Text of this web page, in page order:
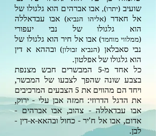
שועיב (יתרו), אבו אברהים הוא גלגולו של
אל חאדר (אליהו הנביא) אבו עבדאללה
הוא גלגולו של נבי יעפורי
(ממלווימוחמד)אבו אל חיר הוא גלגולו של
נבי סאבלאן (הנביא זבולון) ובההא א דין
הוא גלגולו של אפלטון.
כל אחד מ-5 המבשרים חבש מצנפת
בצבע שונה שהפך לצבעו של המבשר,
ויחד הם מהווים את 5 הצבעים המרכיבים
את הדגל הדרוזי: חמזה אבן עלי - ירוק,
אבו עבדאללה - צהוב, אבו אברהים -
אדום, אבו אל ח'יר - כחול ובהאא-א-דין -
לבן.